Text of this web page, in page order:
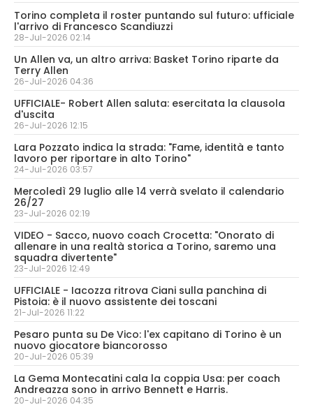
Torino completa il roster puntando sul futuro: ufficiale
l'arrivo di Francesco Scandiuzzi
28-Jul-2026 02:14
Un Allen va, un altro arriva: Basket Torino riparte da
Terry Allen
26-Jul-2026 04:36
UFFICIALE- Robert Allen saluta: esercitata la clausola
d'uscita
26-Jul-2026 12:15
Lara Pozzato indica la strada: "Fame, identità e tanto
lavoro per riportare in alto Torino"
24-Jul-2026 03:57
Mercoledì 29 luglio alle 14 verrà svelato il calendario
26/27
23-Jul-2026 02:19
VIDEO - Sacco, nuovo coach Crocetta: "Onorato di
allenare in una realtà storica a Torino, saremo una
squadra divertente"
23-Jul-2026 12:49
UFFICIALE - Iacozza ritrova Ciani sulla panchina di
Pistoia: è il nuovo assistente dei toscani
21-Jul-2026 11:22
Pesaro punta su De Vico: l'ex capitano di Torino è un
nuovo giocatore biancorosso
20-Jul-2026 05:39
La Gema Montecatini cala la coppia Usa: per coach
Andreazza sono in arrivo Bennett e Harris.
20-Jul-2026 04:35